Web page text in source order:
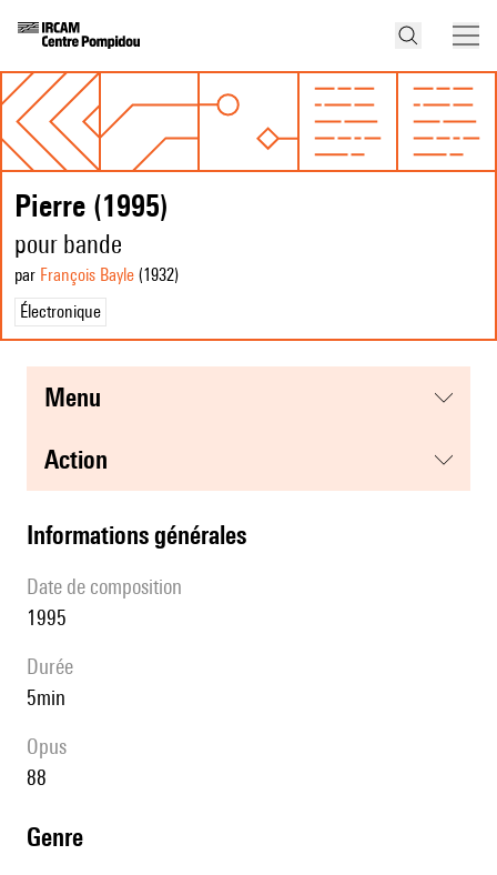
Pierre (1995)
pour bande
par François Bayle (1932)
Électronique
menu
action
informations générales
date de composition
1995
durée
5min
Opus
88
genre